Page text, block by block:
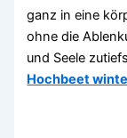
ganz in eine
ohne die
und Seele
Hochbeet